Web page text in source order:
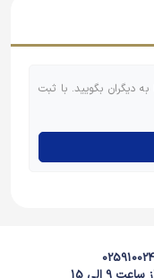
دیگران بگویید. با ثبت